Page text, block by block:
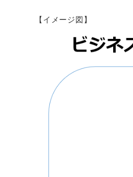
【イメージ図】